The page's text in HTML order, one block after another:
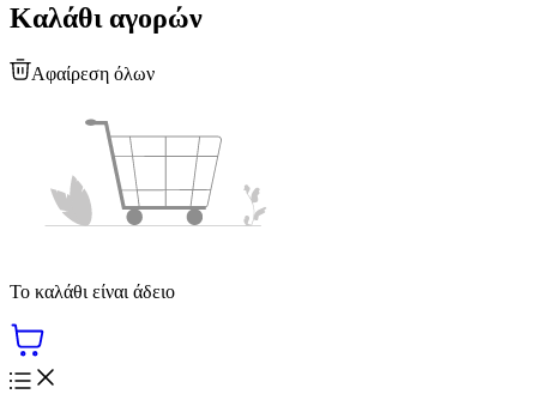
Καλάθι αγορών
Αφαίρεση όλων
Το καλάθι είναι άδειο